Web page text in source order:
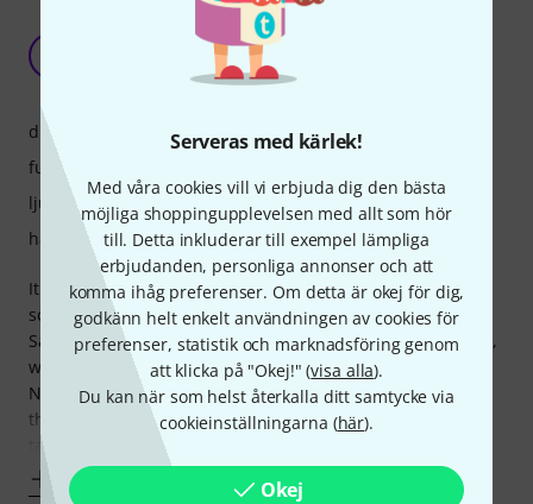
Serveras med kärlek!
Med våra cookies vill vi erbjuda dig den bästa
möjliga shoppingupplevelsen med allt som hör
till. Detta inkluderar till exempel lämpliga
erbjudanden, personliga annonser och att
komma ihåg preferenser. Om detta är okej för dig,
godkänn helt enkelt användningen av cookies för
preferenser, statistik och marknadsföring genom
att klicka på "Okej!" (visa alla).
Du kan när som helst återkalla ditt samtycke via
cookieinställningarna (här).
Okej
All the nice X32 features and best of all its
rackmountable!
Anonym 14.06.2015
It's got all the same features as the big brothers, except no
scribble strips.
Same sound quality and mic pres, same expansion options,
works with the adat or madi cards, and can link up to the
NEW sd16 (available first now at Thomann!) via cat 5. Best
thing is it rack mounts perfectly in an SKB mixer case for
taking out on the road and links to my iPad mini via
Visa mer
drift
funktioner
ljud
hantverkskvalitet